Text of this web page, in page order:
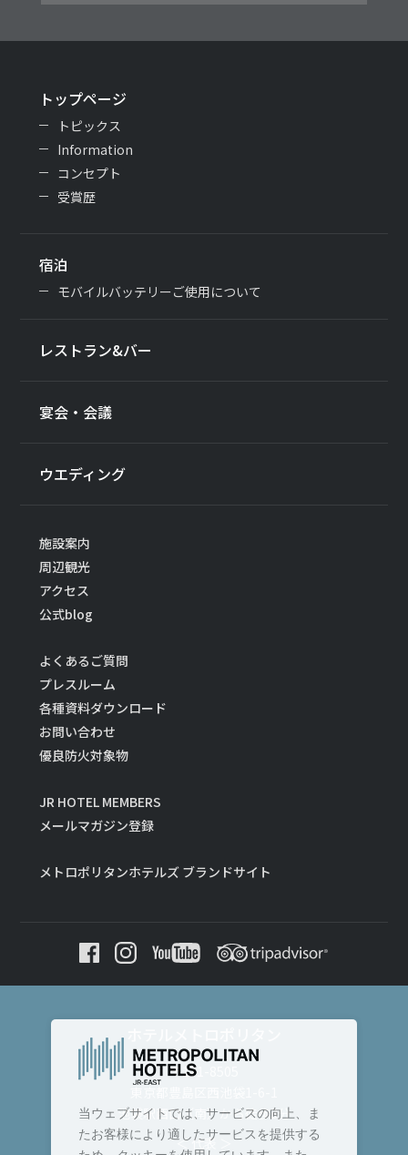
トップページ
トピックス
Information
コンセプト
受賞歴
宿泊
モバイルバッテリーご使用について
レストラン&バー
宴会・会議
ウエディング
施設案内
周辺観光
アクセス
公式blog
よくあるご質問
プレスルーム
各種資料ダウンロード
お問い合わせ
優良防火対象物
JR HOTEL MEMBERS
メールマガジン登録
メトロポリタンホテルズ ブランドサイト
〒171-8505
池袋駅西口（南）から徒歩3分
＜ 代表 ＞
当ウェブサイトでは、サービスの向上、ま
たお客様により適したサービスを提供する